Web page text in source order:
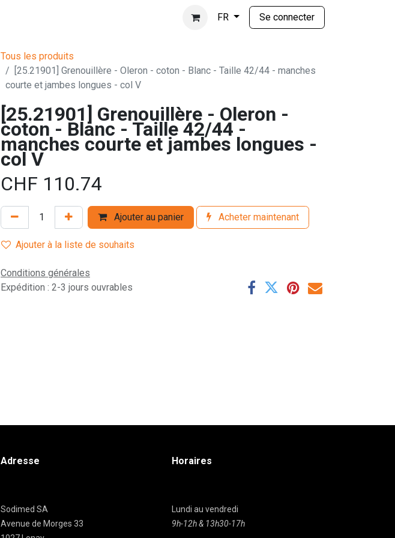
FR Se connecter
Tous les produits
[25.21901] Grenouillère - Oleron - coton - Blanc - Taille 42/44 - manches
courte et jambes longues - col V
[25.21901] Grenouillère - Oleron -
coton - Blanc - Taille 42/44 -
manches courte et jambes longues -
col V
CHF 110.74
Ajouter au panier Acheter maintenant
Ajouter à la liste de souhaits
Conditions générales
Expédition : 2-3 jours ouvrables
Adresse
Sodimed SA
Avenue de Morges 33
Horaires
Lundi au vendredi
9h-12h & 13h30-17h